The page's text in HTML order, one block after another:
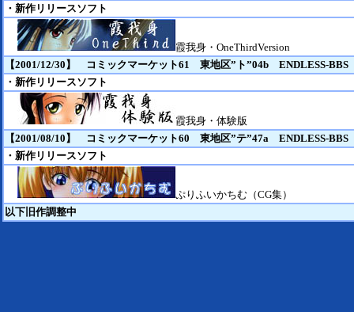
・新作リリースソフト
霞我身・OneThirdVersion
【2001/12/30】 コミックマーケット61 東地区”ト”04b ENDLESS-BBS
・新作リリースソフト
霞我身・体験版
【2001/08/10】 コミックマーケット60 東地区”テ”47a ENDLESS-BBS
・新作リリースソフト
ぷりふいかちむ（CG集）
以下旧作調整中